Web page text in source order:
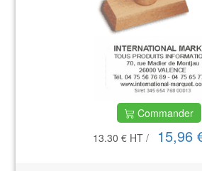
Commander
13.30 € HT / 15,96